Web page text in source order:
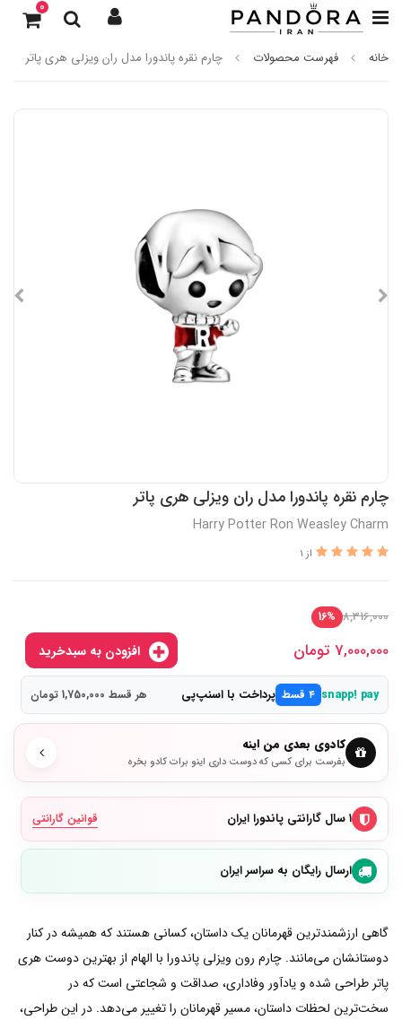
0
خانه فهرست محصولات چارم نقره پاندورا مدل ران ویزلی هری پاتر
چارم نقره پاندورا مدل ران ویزلی هری پاتر
Harry Potter Ron Weasley Charm
از 1
8,316,000
16%
7,000,000 تومان
snapp! pay ۴ قسط پرداخت با اسنپ‌پی هر قسط 1,750,000 تومان
کادوی بعدی من اینه
بفرست برای کسی که دوست داری اینو برات کادو بخره
۱ سال گارانتی پاندورا ایران قوانین گارانتی
ارسال رایگان به سراسر ایران
گاهی ارزشمندترین قهرمانان یک داستان، کسانی هستند که همیشه در کنار
دوستانشان می‌مانند. چارم رون ویزلی پاندورا با الهام از بهترین دوست هری
پاتر طراحی شده و یادآور وفاداری، صداقت و شجاعتی است که در
سخت‌ترین لحظات داستان، مسیر قهرمانان را تغییر می‌دهد. در این طراحی،